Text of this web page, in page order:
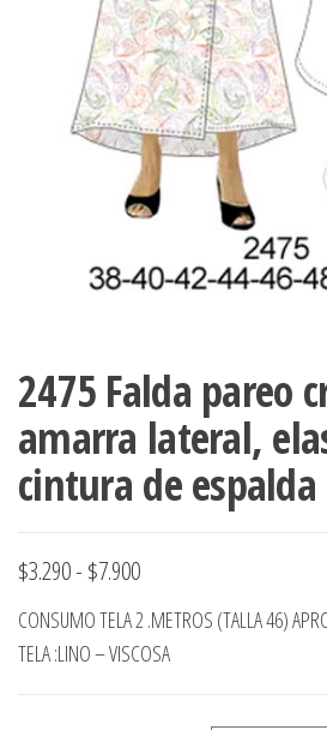
2475 Falda pareo
amarra lateral,
cintura de espalda
$3.290- $7.900Rango
de
precios:
CONSUMO TELA 2 .METROS (TALLA 46)
TELA :LINO – VISCOSA